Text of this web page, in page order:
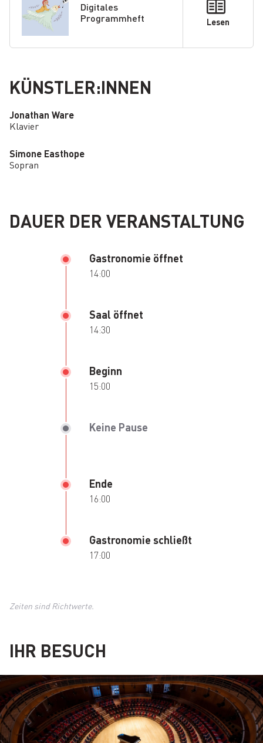
Digitales
Programmheft
Lesen
KÜNSTLER:INNEN
Jonathan Ware
Klavier
Simone Easthope
Sopran
DAUER DER VERANSTALTUNG
Gastronomie öffnet
14:00
Saal öffnet
14:30
Beginn
15:00
Keine Pause
Ende
16:00
Gastronomie schließt
17:00
Zeiten sind Richtwerte.
IHR BESUCH